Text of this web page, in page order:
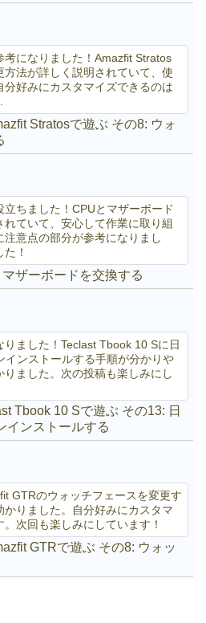
考になりました！Amazfit Stratos
法が詳しく説明されていて、使
分好みにカスタマイズできるのは
Stratosで遊ぶ その8: ウォ
ちました！CPUとマザーボード
ていて、安心して作業に取り組
意点の部分が参考になりまし
！
ザーボードを交換する
りました！Teclast Tbook 10 Sに日
インストールする手順が分かりや
ました。次の投稿も楽しみにし
Tbook 10 Sで遊ぶ その13: 日
インストールする
GTRのウォッチフェースを変更す
りました。自分好みにカスタマ
次回も楽しみにしています！
GTRで遊ぶ その8: ウォッ